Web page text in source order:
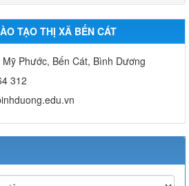
TẠO THỊ XÃ BẾN CÁT
Phước, Bến Cát, Bình Dương
312